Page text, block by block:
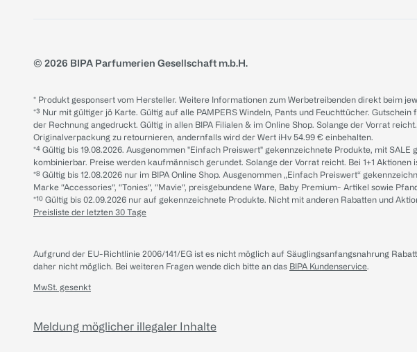
© 2026 BIPA Parfumerien Gesellschaft m.b.H.
* Produkt gesponsert vom Hersteller. Weitere Informationen zum Werbetreibenden direkt beim
*³ Nur mit gültiger jö Karte. Gültig auf alle PAMPERS Windeln, Pants und Feuchttücher.
der Rechnung angedruckt. Gültig in allen BIPA Filialen & im Online Shop. Solange der Vorrat
Originalverpackung zu retournieren, andernfalls wird der Wert iHv 54.99 € einbehalten.
*⁴ Gültig bis 19.08.2026. Ausgenommen "Einfach Preiswert" gekennzeichnete Produkte, mit
kombinierbar. Preise werden kaufmännisch gerundet. Solange der Vorrat reicht. Bei 1+1 Aktionen
*⁸ Gültig bis 12.08.2026 nur im BIPA Online Shop. Ausgenommen „Einfach Preiswert“
Marke “Accessories“, “Tonies“, “Mavie“, preisgebundene Ware, Baby Premium- Artikel sowie
*¹⁰ Gültig bis 02.09.2026 nur auf gekennzeichnete Produkte. Nicht mit anderen Rabatten und
Preisliste der letzten 30 Tage
Aufgrund der EU-Richtlinie 2006/141/EG ist es nicht möglich auf Säuglingsanfangsnahrung
daher nicht möglich. Bei weiteren Fragen wende dich bitte an das BIPA Kundenservice.
MwSt. gesenkt
Meldung möglicher illegaler Inhalte